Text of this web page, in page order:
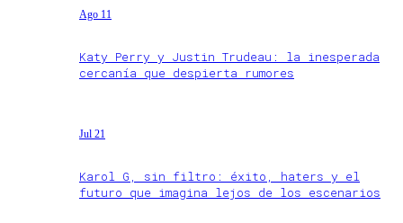
Ago 11
Katy Perry y Justin Trudeau: la inesperada
cercanía que despierta rumores
Jul 21
Karol G, sin filtro: éxito, haters y el
futuro que imagina lejos de los escenarios